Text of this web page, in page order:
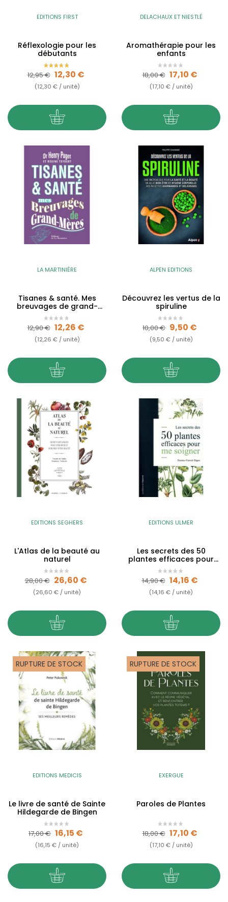
EDITIONS FIRST
Réflexologie pour les
débutants
Prix de base
12,95 € Prix
12,30 €
(12,30 € / unité)
DELACHAUX ET NIESTLÉ
Aromathérapie pour les
enfants
Prix de base
18,00 € Prix
17,10 €
(17,10 € / unité)
LA MARTINIÈRE
Tisanes & santé. Mes
breuvages de grand-
mères
Prix de base
12,90 € Prix
12,26 €
(12,26 € / unité)
ALPEN EDITIONS
Découvrez les vertus de la
spiruline
Prix de base
10,00 € Prix
9,50 €
(9,50 € / unité)
EDITIONS SEGHERS
L'Atlas de la beauté au
naturel
Prix de base
28,00 € Prix
26,60 €
(26,60 € / unité)
EDITIONS ULMER
Les secrets des 50
plantes efficaces pour
me soigner
Prix de base
14,90 € Prix
14,16 €
(14,16 € / unité)
RUPTURE DE STOCK
EDITIONS MEDICIS
Le livre de santé de Sainte
Hildegarde de Bingen
Prix de base
17,00 € Prix
16,15 €
(16,15 € / unité)
RUPTURE DE STOCK
EXERGUE
Paroles de Plantes
Prix de base
18,00 € Prix
17,10 €
(17,10 € / unité)